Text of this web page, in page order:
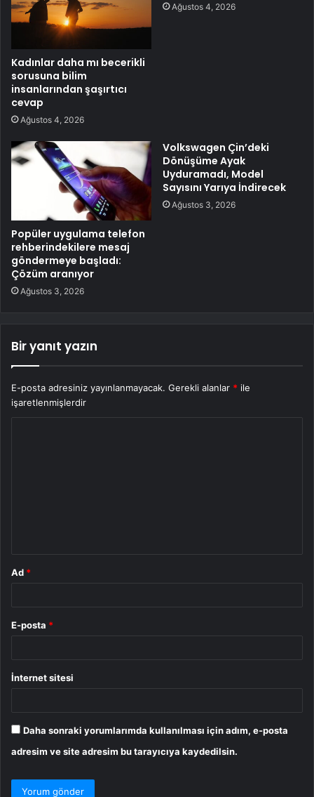
Kadınlar daha mı becerikli
sorusuna bilim
insanlarından şaşırtıcı
cevap
Ağustos 4, 2026
Ağustos 4, 2026
Popüler uygulama telefon
rehberindekilere mesaj
göndermeye başladı:
Çözüm aranıyor
Ağustos 3, 2026
Volkswagen Çin’deki
Dönüşüme Ayak
Uyduramadı, Model
Sayısını Yarıya İndirecek
Ağustos 3, 2026
Bir yanıt yazın
E-posta adresiniz yayınlanmayacak. Gerekli alanlar * ile
işaretlenmişlerdir
Ad *
E-posta *
İnternet sitesi
Daha sonraki yorumlarımda kullanılması için adım, e-posta
adresim ve site adresim bu tarayıcıya kaydedilsin.